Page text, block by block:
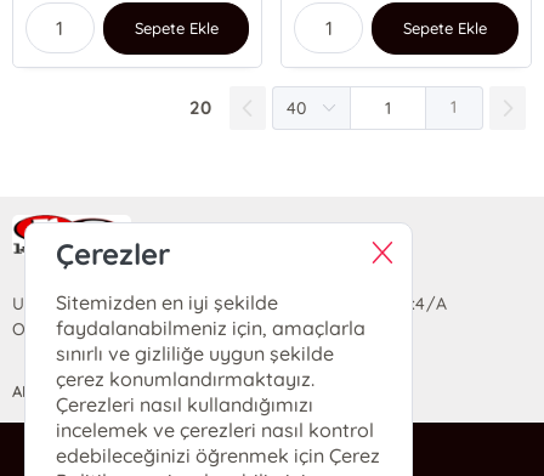
Sepete Ekle Sepete Ekle
20 1
Ra Yayın Kitabevi
Uzun Sokak Saray Çarşısı Lara Sineması Girişi No:4/A
Ortahisar/TRABZON
ANASAYFA YARDIM İLETİŞİM
ra@rakitap.com
Çerezler
Sitemizden en iyi şekilde
faydalanabilmeniz için, amaçlarla
sınırlı ve gizliliğe uygun şekilde
çerez konumlandırmaktayız.
Çerezleri nasıl kullandığımızı
incelemek ve çerezleri nasıl kontrol
edebileceğinizi öğrenmek için Çerez